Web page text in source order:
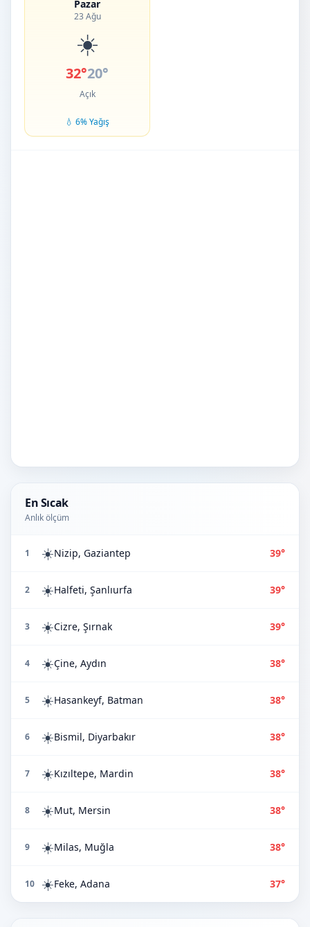
Pazar
23 Ağu
☀️
32°20°
Açık
💧 6% Yağış
En Sıcak
Anlık ölçüm
1 ☀️Nizip, Gaziantep 39°
2 ☀️Halfeti, Şanlıurfa 39°
3 ☀️Cizre, Şırnak 39°
4 ☀️Çine, Aydın 38°
5 ☀️Hasankeyf, Batman 38°
6 ☀️Bismil, Diyarbakır 38°
7 ☀️Kızıltepe, Mardin 38°
8 ☀️Mut, Mersin 38°
9 ☀️Milas, Muğla 38°
10 ☀️Feke, Adana 37°